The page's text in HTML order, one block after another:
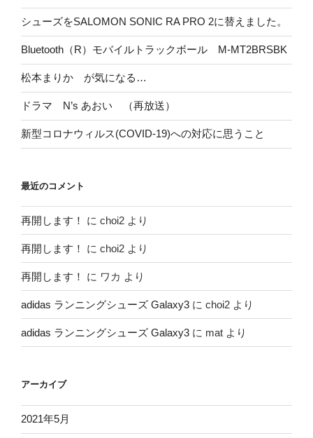
シューズをSALOMON SONIC RA PRO 2に替えました。
Bluetooth（R）モバイルトラックボール M-MT2BRSBK
松本まりか が気になる…
ドラマ N’s あおい （再放送）
新型コロナウィルス(COVID-19)への対応に思うこと
最近のコメント
再開します！ に choi2 より
再開します！ に choi2 より
再開します！ に ワカ より
adidas ランニングシューズ Galaxy3 に choi2 より
adidas ランニングシューズ Galaxy3 に mat より
アーカイブ
2021年5月